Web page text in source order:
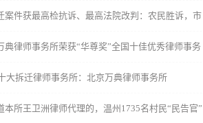
案件获最高检抗诉、最高法院改判：农民胜诉，市
典律师事务所荣获“华尊奖”全国十佳优秀律师事务
大拆迁律师事务所：北京万典律师事务所
本所王卫洲律师代理的，温州1735名村民“民告官”